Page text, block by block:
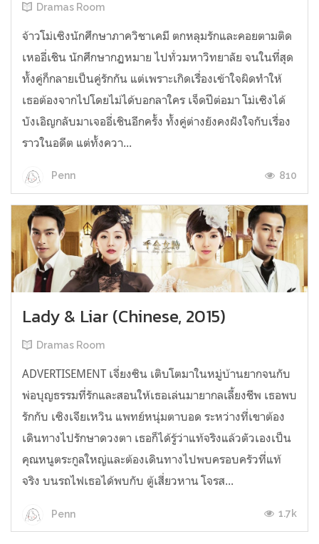
Dramas Room
จ้าวโม่เซิงนักศึกษาภาควิชาเคมี ตกหลุมรักและคอยตามติด
เหออี่เชิน นักศึกษากฏหมาย ไปทั่วมหาวิทยาลัย จนในที่สุด
ทั้งคู่ก็กลายเป็นคู่รักกัน แต่เพราะเกิดเรื่องเข้าใจผิดทำให้
เธอต้องจากไปโดยไม่ได้บอกลาใคร เจ็ดปีต่อมา โม่เซิงได้
บังเอิญกลับมาเจออี่เชินอีกครั้ง ทั้งคู่ต่างยังคงฝังใจกับเรื่อง
ราวในอดีต แต่ทั้งควา...
Penn 810
Lady & Liar (Chinese, 2015)
Dramas Room
ADVERTISEMENT เจี่ยงซิน เติบโตมาในหมู่บ้านยากจนกับ
พ่อบุญธรรมที่รักและสอนให้เธอเล่นมายากลเลี้ยงชีพ เธอพบ
รักกับ เซิงเจียเหวิน แพทย์หนุ่มตาบอด ระหว่างที่เขาต้อง
เดินทางไปรักษาดวงตา เธอก็ได้รู้ว่าแท้จริงแล้วตัวเองเป็น
คุณหนูตระกูลใหญ่และต้องเดินทางไปพบครอบครัวที่แท้
จริง บนรถไฟเธอได้พบกับ ตู้เสี่ยวหาน โจรส...
Penn 1.7k